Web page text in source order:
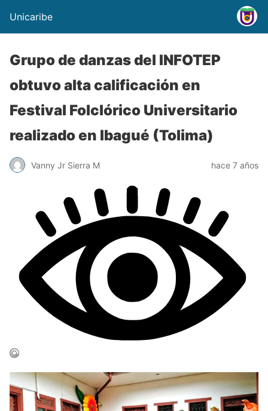
Unicaribe
Grupo de danzas del INFOTEP
obtuvo alta calificación en
Festival Folclórico Universitario
realizado en Ibagué (Tolima)
Vanny Jr Sierra M hace 7 años